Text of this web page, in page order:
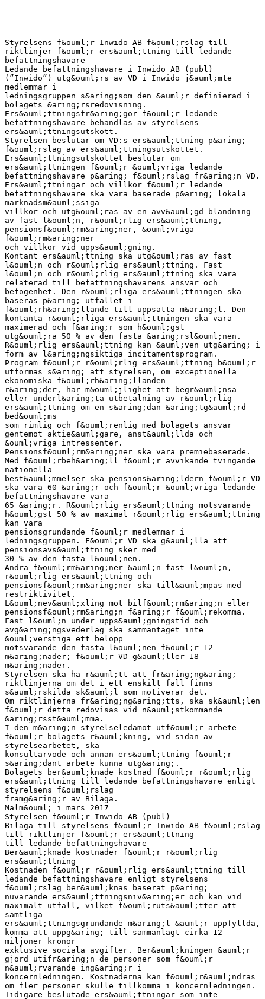
Styrelsens f&ouml;r Inwido AB f&ouml;rslag till
riktlinjer f&ouml;r ers&auml;ttning till ledande
befattningshavare
Ledande befattningshavare i Inwido AB (publ)
(”Inwido”) utg&ouml;rs av VD i Inwido j&auml;mte
medlemmar i
ledningsgruppen s&aring;som den &auml;r definierad i
bolagets &aring;rsredovisning.
Ers&auml;ttningsfr&aring;gor f&ouml;r ledande
befattningshavare behandlas av styrelsens
ers&auml;ttningsutskott.
Styrelsen beslutar om VD:s ers&auml;ttning p&aring;
f&ouml;rslag av ers&auml;ttningsutskottet.
Ers&auml;ttningsutskottet beslutar om
ers&auml;ttningen f&ouml;r &ouml;vriga ledande
befattningshavare p&aring; f&ouml;rslag fr&aring;n VD.
Ers&auml;ttningar och villkor f&ouml;r ledande
befattningshavare ska vara baserade p&aring; lokala
marknadsm&auml;ssiga
villkor och utg&ouml;ras av en avv&auml;gd blandning
av fast l&ouml;n, r&ouml;rlig ers&auml;ttning,
pensionsf&ouml;rm&aring;ner, &ouml;vriga
f&ouml;rm&aring;ner
och villkor vid upps&auml;gning.
Kontant ers&auml;ttning ska utg&ouml;ras av fast
l&ouml;n och r&ouml;rlig ers&auml;ttning. Fast
l&ouml;n och r&ouml;rlig ers&auml;ttning ska vara
relaterad till befattningshavarens ansvar och
befogenhet. Den r&ouml;rliga ers&auml;ttningen ska
baseras p&aring; utfallet i
f&ouml;rh&aring;llande till uppsatta m&aring;l. Den
kontanta r&ouml;rliga ers&auml;ttningen ska vara
maximerad och f&aring;r som h&ouml;gst
utg&ouml;ra 50 % av den fasta &aring;rsl&ouml;nen.
R&ouml;rlig ers&auml;ttning kan &auml;ven utg&aring; i
form av l&aring;ngsiktiga incitamentsprogram.
Program f&ouml;r r&ouml;rlig ers&auml;ttning b&ouml;r
utformas s&aring; att styrelsen, om exceptionella
ekonomiska f&ouml;rh&aring;llanden
r&aring;der, har m&ouml;jlighet att begr&auml;nsa
eller underl&aring;ta utbetalning av r&ouml;rlig
ers&auml;ttning om en s&aring;dan &aring;tg&auml;rd
bed&ouml;ms
som rimlig och f&ouml;renlig med bolagets ansvar
gentemot aktie&auml;gare, anst&auml;llda och
&ouml;vriga intressenter.
Pensionsf&ouml;rm&aring;ner ska vara premiebaserade.
Med f&ouml;rbeh&aring;ll f&ouml;r avvikande tvingande
nationella
best&auml;mmelser ska pensions&aring;ldern f&ouml;r VD
ska vara 60 &aring;r och f&ouml;r &ouml;vriga ledande
befattningshavare vara
65 &aring;r. R&ouml;rlig ers&auml;ttning motsvarande
h&ouml;gst 50 % av maximal r&ouml;rlig ers&auml;ttning
kan vara
pensionsgrundande f&ouml;r medlemmar i
ledningsgruppen. F&ouml;r VD ska g&auml;lla att
pensionsavs&auml;ttning sker med
30 % av den fasta l&ouml;nen.
Andra f&ouml;rm&aring;ner &auml;n fast l&ouml;n,
r&ouml;rlig ers&auml;ttning och
pensionsf&ouml;rm&aring;ner ska till&auml;mpas med
restriktivitet.
L&ouml;nev&auml;xling mot bilf&ouml;rm&aring;n eller
pensionsf&ouml;rm&aring;n f&aring;r f&ouml;rekomma.
Fast l&ouml;n under upps&auml;gningstid och
avg&aring;ngsvederlag ska sammantaget inte
&ouml;verstiga ett belopp
motsvarande den fasta l&ouml;nen f&ouml;r 12
m&aring;nader; f&ouml;r VD g&auml;ller 18
m&aring;nader.
Styrelsen ska ha r&auml;tt att fr&aring;ng&aring;
riktlinjerna om det i ett enskilt fall finns
s&auml;rskilda sk&auml;l som motiverar det.
Om riktlinjerna fr&aring;ng&aring;tts, ska sk&auml;len
f&ouml;r detta redovisas vid n&auml;stkommande
&aring;rsst&auml;mma.
I den m&aring;n styrelseledamot utf&ouml;r arbete
f&ouml;r bolagets r&auml;kning, vid sidan av
styrelsearbetet, ska
konsultarvode och annan ers&auml;ttning f&ouml;r
s&aring;dant arbete kunna utg&aring;.
Bolagets ber&auml;knade kostnad f&ouml;r r&ouml;rlig
ers&auml;ttning till ledande befattningshavare enligt
styrelsens f&ouml;rslag
framg&aring;r av Bilaga.
Malm&ouml; i mars 2017
Styrelsen f&ouml;r Inwido AB (publ)
Bilaga till styrelsens f&ouml;r Inwido AB f&ouml;rslag
till riktlinjer f&ouml;r ers&auml;ttning
till ledande befattningshavare
Ber&auml;knade kostnader f&ouml;r r&ouml;rlig
ers&auml;ttning
Kostnaden f&ouml;r r&ouml;rlig ers&auml;ttning till
ledande befattningshavare enligt styrelsens
f&ouml;rslag ber&auml;knas baserat p&aring;
nuvarande ers&auml;ttningsniv&aring;er och kan vid
maximalt utfall, vilket f&ouml;ruts&auml;tter att
samtliga
ers&auml;ttningsgrundande m&aring;l &auml;r uppfyllda,
komma att uppg&aring; till sammanlagt cirka 12
miljoner kronor
exklusive sociala avgifter. Ber&auml;kningen &auml;r
gjord utifr&aring;n de personer som f&ouml;r
n&auml;rvarande ing&aring;r i
koncernledningen. Kostnaderna kan f&ouml;r&auml;ndras
om fler personer skulle tillkomma i koncernledningen.
Tidigare beslutade ers&auml;ttningar som inte